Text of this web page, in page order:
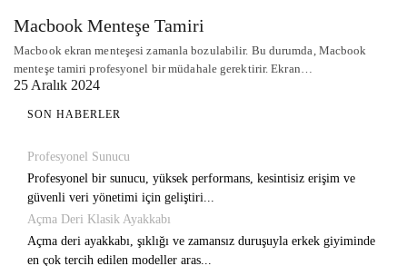
Macbook Menteşe Tamiri
Macbook ekran menteşesi zamanla bozulabilir. Bu durumda, Macbook
menteşe tamiri profesyonel bir müdahale gerektirir. Ekran…
25 Aralık 2024
SON HABERLER
Profesyonel Sunucu
Profesyonel bir sunucu, yüksek performans, kesintisiz erişim ve
güvenli veri yönetimi için geliştiri...
Açma Deri Klasik Ayakkabı
Açma deri ayakkabı, şıklığı ve zamansız duruşuyla erkek giyiminde
en çok tercih edilen modeller aras...